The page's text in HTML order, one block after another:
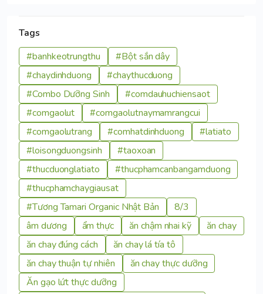
Tags
#banhkeotrungthu
#Bột sắn dây
#chaydinhduong
#chaythucduong
#Combo Dưỡng Sinh
#comdauhuchiensaot
#comgaolut
#comgaolutnaymamrangcui
#comgaolutrang
#comhatdinhduong
#latiato
#loisongduongsinh
#taoxoan
#thucduonglatiato
#thucphamcanbangamduong
#thucphamchaygiausat
#Tương Tamari Organic Nhật Bản
8/3
âm dương
ẩm thực ăn chậm nhai kỹ
ăn chay
ăn chay đúng cách
ăn chay lá tía tô
ăn chay thuận tự nhiên
ăn chay thực dưỡng
Ăn gạo lứt thực dưỡng